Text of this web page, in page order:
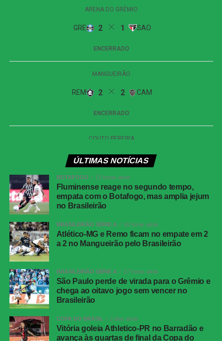
minutos. Viveros desviou uma cobrança de escanteio na
primeira trave e obrigou Lucas Arcanjo a fazer uma
e finalizou da marca do pênalti, mas parou novamente no
terceiro gol. Erick cobrou escanteio, Santos saiu mal para
afastar a bola e caiu no gramado. Renê ficou com a sobra
na pequena área e apenas completou para o fundo do
minutos. Vargas dominou dentro da área, driblou Brítez e
bateu rasteiro, mas a bola acertou a trave de Lucas
Arcanjo.
Quando o jogo já se encaminhava para o fim, o Vitória
marcou o quarto gol. Aos 47 minutos dos acréscimos,
Fabri avançou pela direita, chegou à linha de fundo e
posicionado e finalizou para confirmar a goleada e a
classificação do time baiano às quartas de final.
Atlético-MG marca nos acréscimos, vence o
Juventude e avança às quartas da Copa do Brasil
ÚLTIMAS NOTÍCIAS
BOTAFOGO 13 horas atrás
Fluminense reage no segundo tempo,
empata com o Botafogo, mas amplia jejum
no Brasileirão
BRASILEIRÃO SÉRIE A 16 horas atrás
Atlético-MG e Remo ficam no empate em 2
a 2 no Mangueirão pelo Brasileirão
BRASILEIRÃO SÉRIE A 17 horas atrás
São Paulo perde de virada para o Grêmio e
chega ao oitavo jogo sem vencer no
Brasileirão
COPA DO BRASIL 2 dias atrás
Vitória goleia Athletico-PR no Barradão e
avança às quartas de final da Copa do